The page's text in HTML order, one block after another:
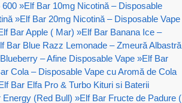
600 »Elf Bar 10mg Nicotină – Disposable
»Elf Bar 20mg Nicotină – Disposable Vape
Bar Apple ( Mar) »Elf Bar Banana Ice –
Bar Blue Razz Lemonade – Zmeură Albastră
– Afine Disposable Vape »Elf Bar
Cola – Disposable Vape cu Aromă de Cola
Bar Elfa Pro & Turbo Kituri si Baterii
Energy (Red Bull) »Elf Bar Fructe de Padure (